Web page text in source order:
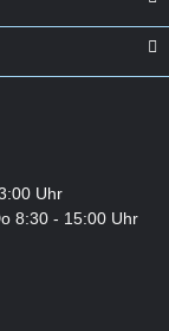
Uhr
8:30 - 15:00 Uhr